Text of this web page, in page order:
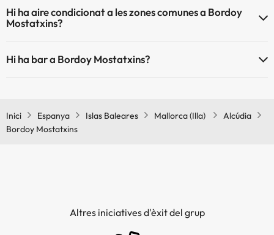
Hi ha aire condicionat a les zones comunes a Bordoy
Mostatxins?
Hi ha bar a Bordoy Mostatxins?
Inici Espanya Islas Baleares Mallorca (Illa)
Alcúdia
Bordoy Mostatxins
Altres iniciatives d'èxit del grup